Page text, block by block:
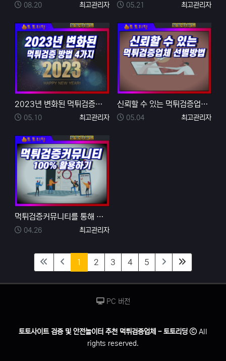
등록자
최고관리자
등록일
08.20 등록자
최고관리자
등록일
05.21
2023년 변화된 먹튀검증을 통해 안전놀이터 찾는 방법
등록자
최고관리자
등록일
05.10
신뢰할 수 있는 먹튀검증업체 선별방법
등록자
최고관리자
등록일
05.04
먹튀검증커뮤니티를 통해 알수 있는 먹튀검증 방법 5가지
등록자
최고관리자
등록일
04.26
1 (current)
2 3 4 5
PC 버전
토토사이트 검증 및 안전놀이터 추천 먹튀검증업체 - 토토리딩
All
rights reserved.